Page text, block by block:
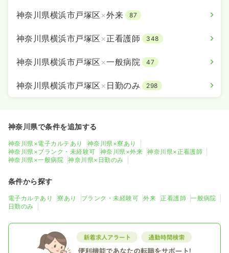
神奈川県横浜市戸塚区 ×外来 87
神奈川県横浜市戸塚区 ×正看護師 348
神奈川県横浜市戸塚区 ×一般病院 47
神奈川県横浜市戸塚区 × 日勤のみ 298
神奈川県で条件を追加する
神奈川県×電子カルテあり
神奈川県×寮あり
神奈川県×ブランク・未経験可
神奈川県×外来
神奈川県×正看護師
神奈川県×一般病院
神奈川県×日勤のみ
条件から探す
電子カルテあり 寮あり ブランク・未経験可 外来 正看護師
一般病院
日勤のみ